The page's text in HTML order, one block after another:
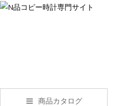
商品カタログ